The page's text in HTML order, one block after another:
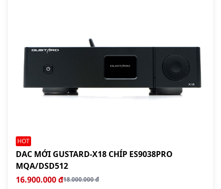
HOT
DAC MỚI GUSTARD-X18 CHÍP ES9038PRO
MQA/DSD512
16.900.000 đ18.000.000 đ